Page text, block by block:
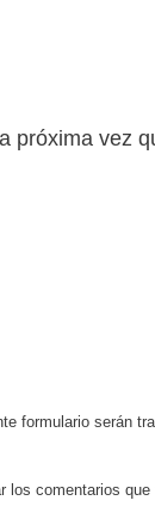
próxima vez
formulario serán
los comentarios